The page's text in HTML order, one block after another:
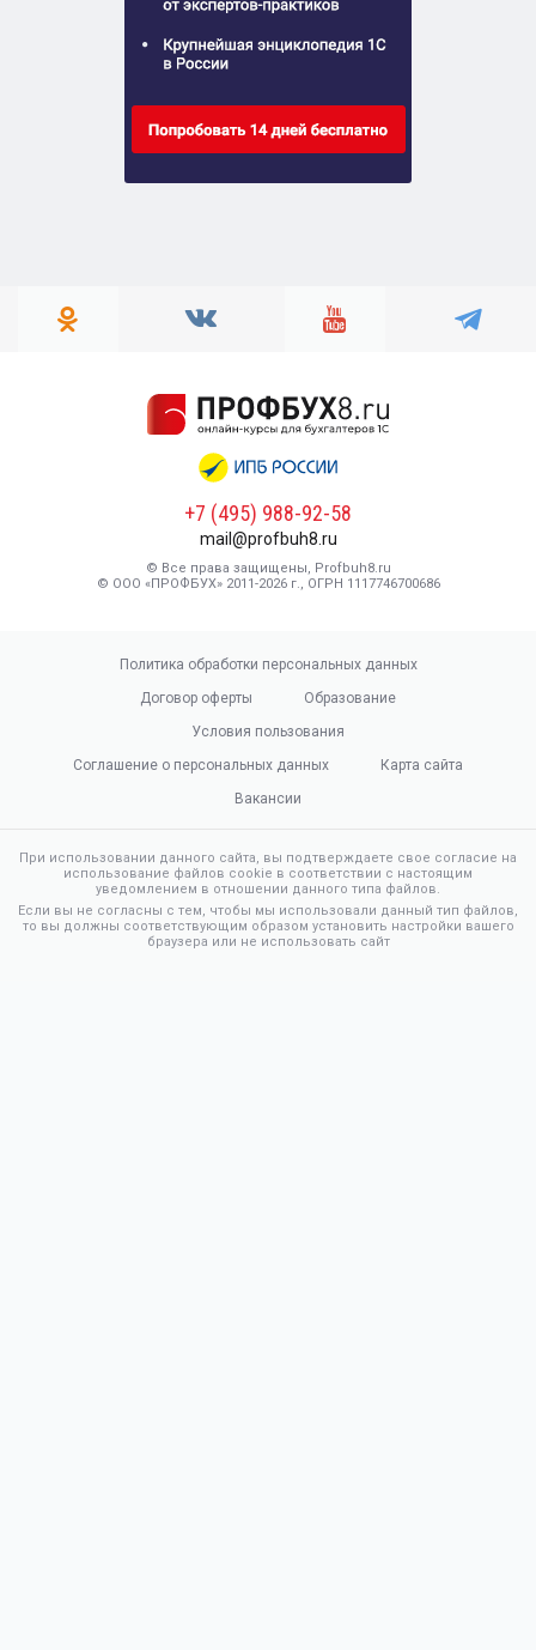
+7 (495) 988-92-58
mail@profbuh8.ru
© Все права защищены, Profbuh8.ru
© ООО «ПРОФБУХ» 2011-2026 г., ОГРН 1117746700686
Политика обработки персональных данных
Договор оферты
Образование
Условия пользования
Соглашение о персональных данных
Карта сайта
Вакансии
При использовании данного сайта, вы подтверждаете свое согласие на
использование файлов cookie в соответствии с настоящим
уведомлением в отношении данного типа файлов.
Если вы не согласны с тем, чтобы мы использовали данный тип файлов,
то вы должны соответствующим образом установить настройки вашего
браузера или не использовать сайт